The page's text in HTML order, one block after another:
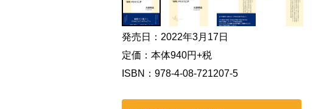
発売日：2022年3月17日
定価：本体940円+税
ISBN：978-4-08-721207-5